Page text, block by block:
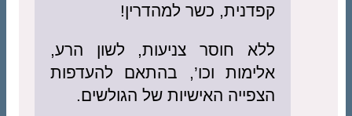
קפדנית, כשר למהדרין!
ללא חוסר צניעות, לשון הרע,
אלימות וכו’, בהתאם להעדפות
הצפייה האישיות של הגולשים.